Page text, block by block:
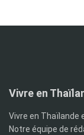
Vivre en
Vivre en Thaïlande
Notre équipe de